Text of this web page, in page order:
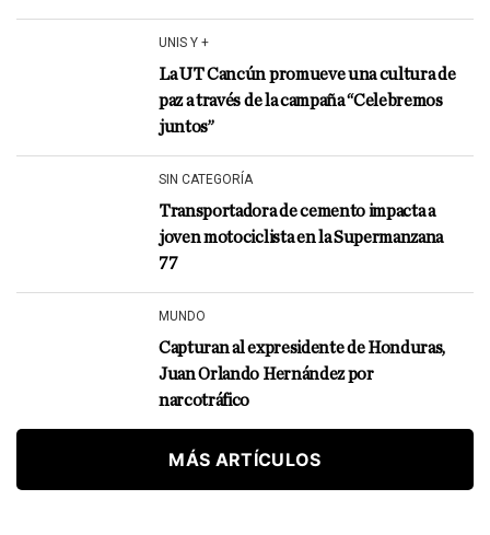
UNIS Y +
La UT Cancún promueve una cultura de
paz a través de la campaña “Celebremos
juntos”
SIN CATEGORÍA
Transportadora de cemento impacta a
joven motociclista en la Supermanzana
77
MUNDO
Capturan al expresidente de Honduras,
Juan Orlando Hernández por
narcotráfico
MÁS ARTÍCULOS